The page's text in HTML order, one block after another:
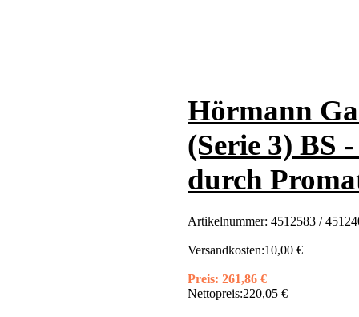
Hörmann
(Serie 3) BS
durch
Artikelnummer: 4512583 /
Versandkosten:10,00 €
Preis: 261,86 €
Nettopreis:220,05 €